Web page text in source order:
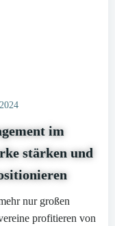
im
stärken und
nur großen
profitieren von